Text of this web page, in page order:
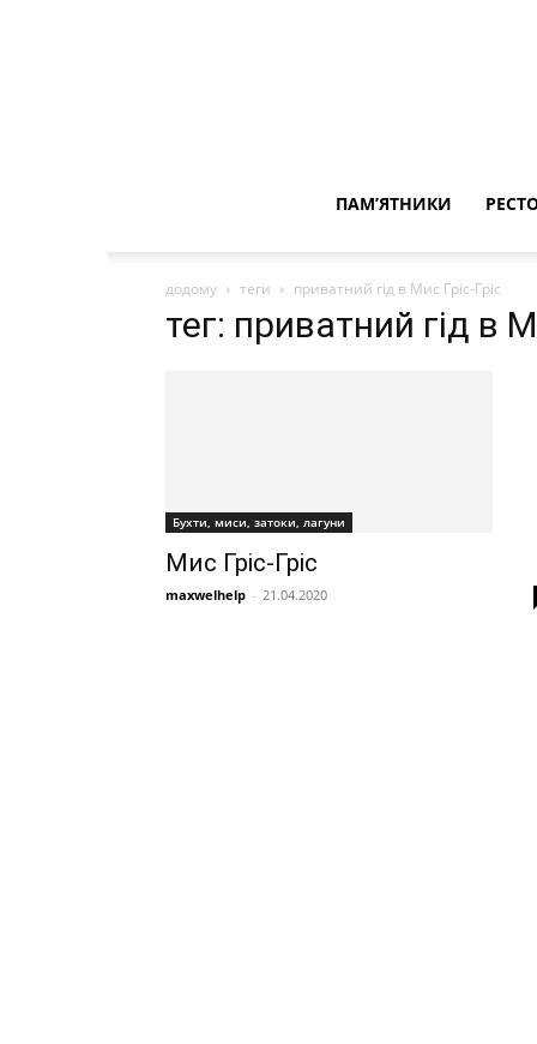
ПАМ’ЯТНИКИ
додому теги приватний гід в Мис Гріс-Гріс
тег: приватний гід в
Бухти, миси, затоки, лагуни
Мис Гріс-Гріс
maxwelhelp - 21.04.2020